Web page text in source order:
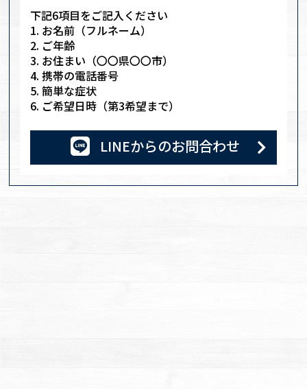
下記6項目をご記入ください
お名前（フルネーム）
ご年齢
お住まい（〇〇県〇〇市）
携帯の電話番号
簡単な症状
ご希望日時（第3希望まで）
LINEからのお問合わせ